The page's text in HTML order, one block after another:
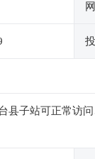
子站可正常访